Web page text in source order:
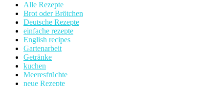
Alle Rezepte
Brot oder Brötchen
Deutsche Rezepte
einfache rezepte
English recipes
Gartenarbeit
Getränke
kuchen
Meeresfrüchte
neue Rezepte